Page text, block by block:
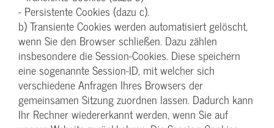
- Persistente Cookies (dazu c).
b) Transiente Cookies werden automatisiert gelöscht,
wenn Sie den Browser schließen. Dazu zählen
insbesondere die Session-Cookies. Diese speichern
eine sogenannte Session-ID, mit welcher sich
verschiedene Anfragen Ihres Browsers der
gemeinsamen Sitzung zuordnen lassen. Dadurch kann
Ihr Rechner wiedererkannt werden, wenn Sie auf